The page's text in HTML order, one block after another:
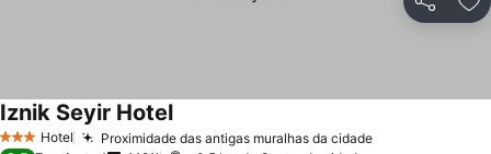
Partilhar
3 EstrelasHotel Proximidade das antigas muralhas da cidade
Iznik Seyir Hotel